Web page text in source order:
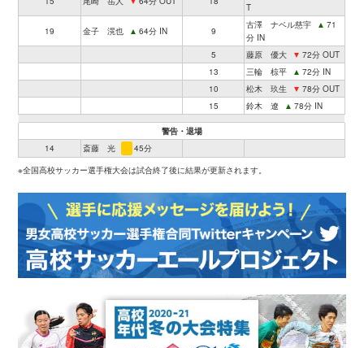
T
19 金子 滉也 ▲ 64分 IN 9
古澤 ナベル慈宇 ▲ 71
分 IN
5
藤原 優大 ▼ 72分 OUT
13
三輪 椋平 ▲ 72分 IN
10
松木 玖生 ▼ 78分 OUT
15
鈴木 遼 ▲ 78分 IN
警告・退場
14
斎藤 光
45分
※全国高校サッカー選手権大会は試合終了後に結果が更新されます。